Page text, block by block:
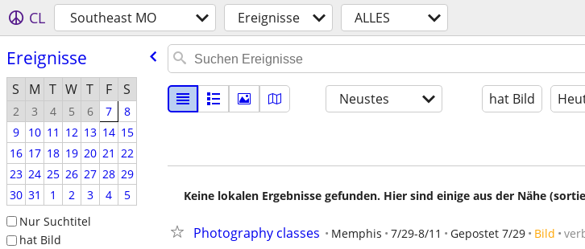
CL Southeast MO Ereignisse ALLES
Ereignisse
S M T W T F S
2 3 4 5 6 7
8
9
10 11 12 13 14 15
16 17 18 19 20 21 22
23 24 25 26 27 28 29
30 31 1 2 3 4
5
Nur Suchtitel
hat Bild
Neustes hat Bild
Keine lokalen Ergebnisse gefunden. Hier sind einige aus der Nähe
Photography classes Memphis 7/29-8/11 Gepostet 7/29 Bild